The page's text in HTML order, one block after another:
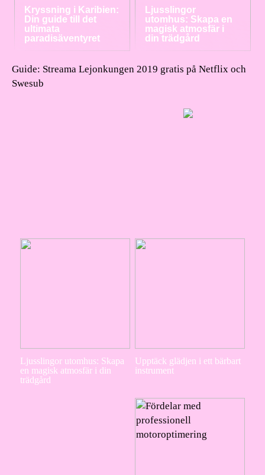
Kryssning i Karibien:
Din guide till det
ultimata
paradisäventyret
Ljusslingor
utomhus: Skapa en
magisk atmosfär i
din trädgård
Guide: Streama Lejonkungen 2019 gratis på Netflix och
Swesub
Ljusslingor utomhus: Skapa
en magisk atmosfär i din
trädgård
Upptäck glädjen i ett bärbart
instrument